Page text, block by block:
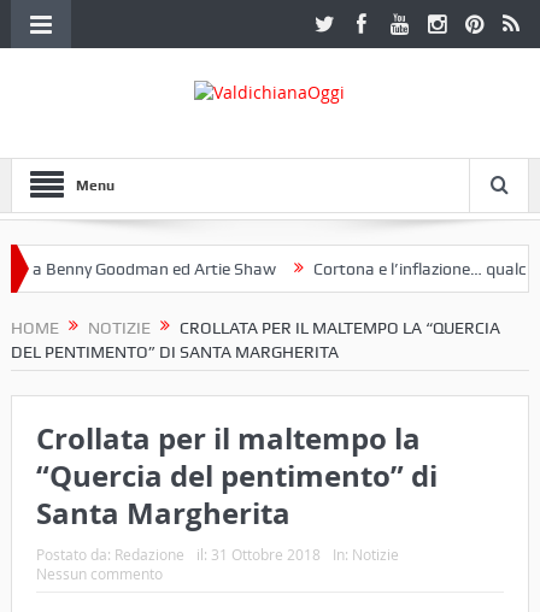
Menu
Benny Goodman ed Artie Shaw Cortona e l’inflazione… qualche
HOME NOTIZIE
CROLLATA PER IL MALTEMPO LA “QUERCIA
DEL PENTIMENTO” DI SANTA MARGHERITA
Crollata per il maltempo la
“Quercia del pentimento” di
Santa Margherita
Postato da: Redazione il: 31 Ottobre 2018 In: Notizie
Nessun commento